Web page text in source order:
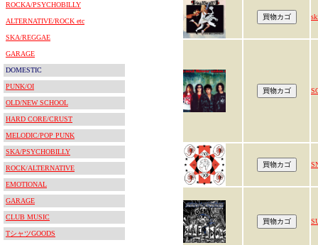
ROCKA/PSYCHOBILLY
ALTERNATIVE/ROCK etc
SKA/REGGAE
GARAGE
DOMESTIC
PUNK/OI
OLD/NEW SCHOOL
HARD CORE/CRUST
MELODIC/POP PUNK
SKA/PSYCHOBILLY
ROCK/ALTERNATIVE
EMOTIONAL
GARAGE
CLUB MUSIC
TシャツGOODS